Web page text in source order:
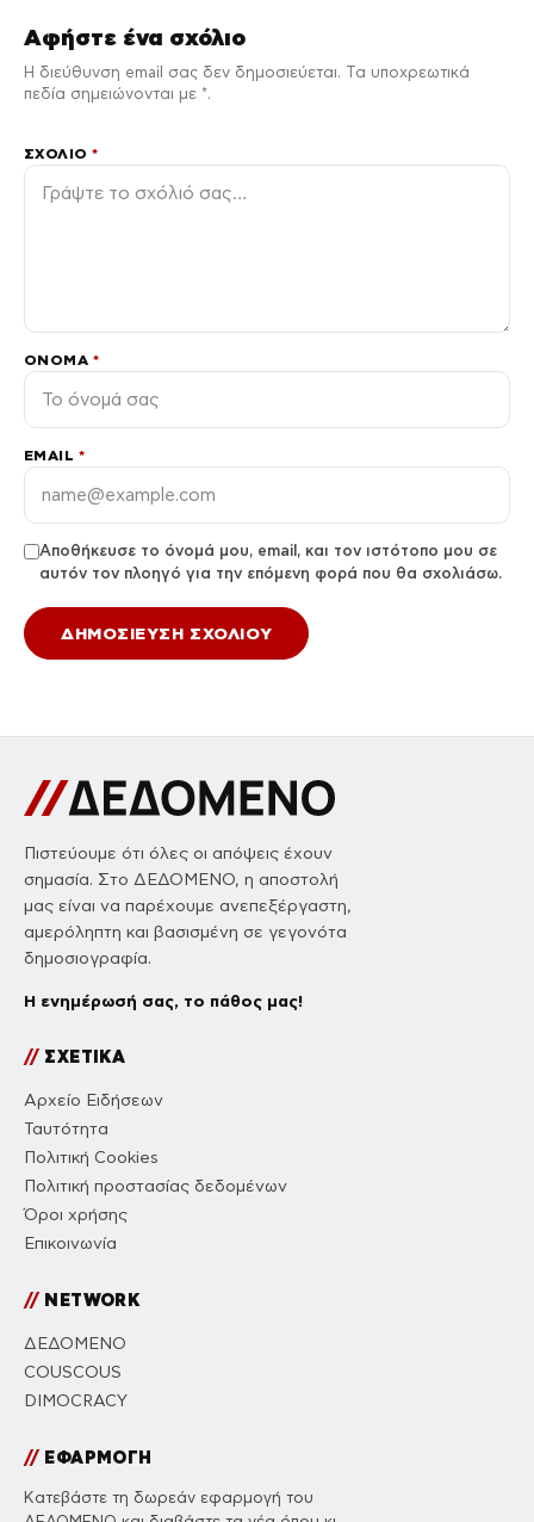
Αφήστε ένα σχόλιο
Η διεύθυνση email σας δεν δημοσιεύεται. Τα υποχρεωτικά
πεδία σημειώνονται με *.
ΣΧΌΛΙΟ*
ΌΝΟΜΑ *
EMAIL *
Αποθήκευσε το όνομά μου, email, και τον ιστότοπο μου σε
αυτόν τον πλοηγό για την επόμενη φορά που θα σχολιάσω.
Πιστεύουμε ότι όλες οι απόψεις έχουν
σημασία. Στο ΔΕΔΟΜΕΝΟ, η αποστολή
μας είναι να παρέχουμε ανεπεξέργαστη,
αμερόληπτη και βασισμένη σε γεγονότα
δημοσιογραφία.
Η ενημέρωσή σας, το πάθος μας!
//ΣΧΕΤΙΚΑ
Αρχείο Ειδήσεων
Ταυτότητα
Πολιτική Cookies
Πολιτική προστασίας δεδομένων
Όροι χρήσης
Επικοινωνία
//NETWORK
ΔΕΔΟΜΕΝΟ
COUSCOUS
DIMOCRACY
//ΕΦΑΡΜΟΓΗ
Κατεβάστε τη δωρεάν εφαρμογή του